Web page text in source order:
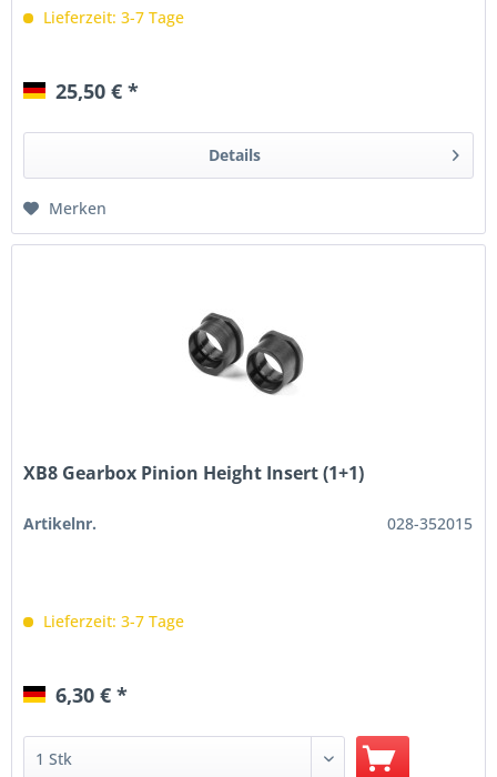
Lieferzeit: 3-7 Tage
25,50 € *
Details
Merken
XB8 Gearbox Pinion Height Insert (1+1)
Artikelnr. 028-352015
Lieferzeit: 3-7 Tage
6,30 € *